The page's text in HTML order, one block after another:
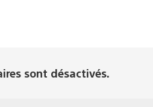
sont désactivés.